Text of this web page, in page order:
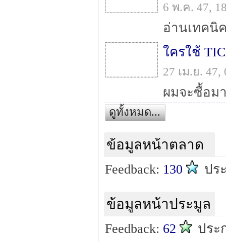
6 พ.ค. 47,
ใครใช้
27 เม.ย.
ดูทั้งหมด...
ข้อมูลหน้าตลาด
Feedback: 130 ปร
ข้อมูลหน้าประมูล
Feedback: 62 ปร